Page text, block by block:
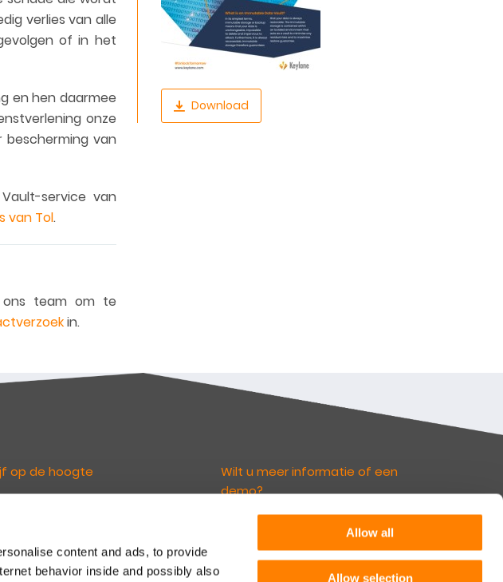
content and ads, to provide
behavior inside and possibly also
Allow all
Allow selection
verlies van alle
of in het
en hen daarmee
onze
bescherming van
service van
van Tol.
ons team om te
in.
Download
op de hoogte
ontwikkelingen. U kunt zich direct
via onderstaande links.
een keuze uit de nieuwsbrief
Wilt u meer informatie of een
demo?